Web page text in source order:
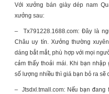
Với xưởng bán giày dép nam
xưởng sau:
–
Tx791228.1688.com: Đây là
Châu uy tín. Xưởng thường
dáng bắt mắt, phù hợp với mọi
cảm thấy thoải mái. Khi bạn nhập
số lượng nhiều thì giá bạn bỏ ra sẽ
– Jtsdxl.tmall.com: Nếu bạn